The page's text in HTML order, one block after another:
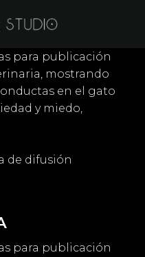
para publicación
para publicación
mostrando
en el gato
y miedo,
de difusión